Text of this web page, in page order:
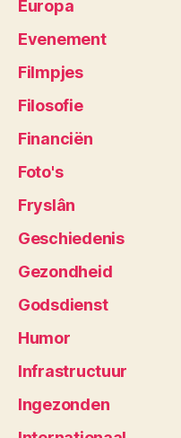
Europa
Evenement
Filmpjes
Filosofie
Financiën
Foto's
Fryslân
Geschiedenis
Gezondheid
Godsdienst
Humor
Infrastructuur
Ingezonden